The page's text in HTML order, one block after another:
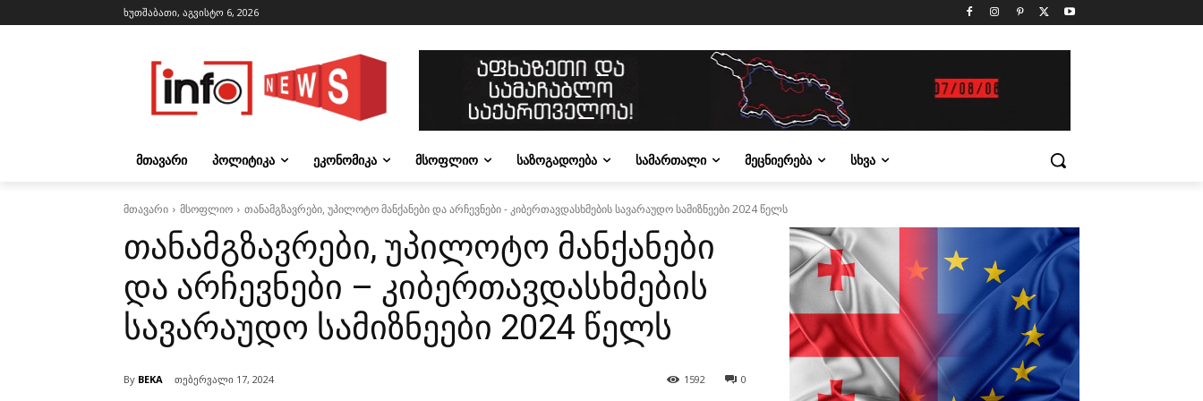
ხუთშაბათი, აგვისტო 6, 2026
ᲛᲗᲐᲕᲐᲠᲘ ᲞᲝᲚᲘᲢᲘᲙᲐ ᲔᲙᲝᲜᲝᲛᲘᲙᲐ ᲛᲡᲝᲤᲚᲘᲝ ᲡᲐᲖᲝᲒᲐᲓᲝᲔᲑᲐ ᲡᲐᲛᲐᲠᲗᲐᲚᲘ ᲛᲔᲪᲜᲘᲔᲠᲔᲑᲐ ᲡᲮᲕᲐ
მთავარი მსოფლიო თანამგზავრები, უპილოტო მანქანები და არჩევნები - კიბერთავდასხმების სავარაუდო სამიზნეები 2024 წელს
თანამგზავრები, უპილოტო მანქანები
და არჩევნები – კიბერთავდასხმების
სავარაუდო სამიზნეები 2024 წელს
By BEKA თებერვალი 17, 2024 0
1592